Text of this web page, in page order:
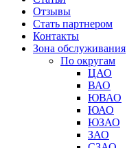
Отзывы
Стать партнером
Контакты
Зона обслуживания
По округам
ЦАО
ВАО
ЮВАО
ЮАО
ЮЗАО
ЗАО